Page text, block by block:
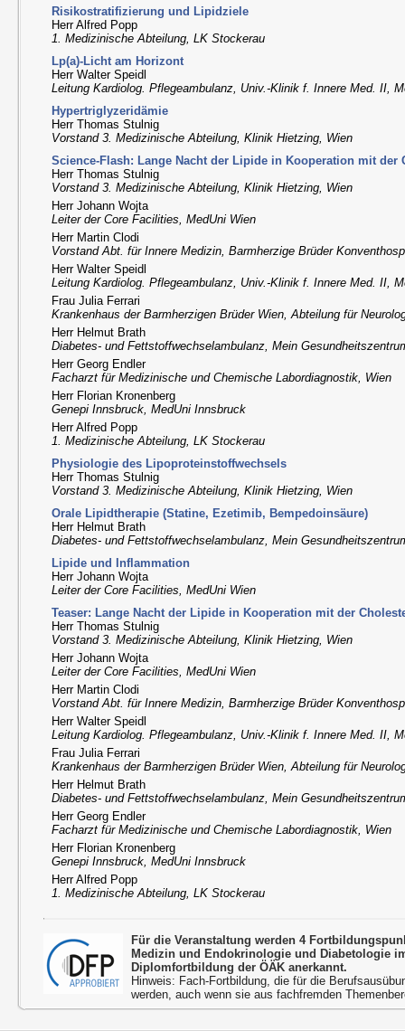
Risikostratifizierung und Lipidziele
Herr Alfred Popp
1. Medizinische Abteilung, LK Stockerau
Lp(a)-Licht am Horizont
Herr Walter Speidl
Leitung Kardiolog. Pflegeambulanz, Univ.-Klinik f. Innere Med. II,
Hypertriglyzeridämie
Herr Thomas Stulnig
Vorstand 3. Medizinische Abteilung, Klinik Hietzing, Wien
Science-Flash: Lange Nacht der Lipide in Kooperation mit der
Herr Thomas Stulnig
Vorstand 3. Medizinische Abteilung, Klinik Hietzing, Wien
Herr Johann Wojta
Leiter der Core Facilities, MedUni Wien
Herr Martin Clodi
Vorstand Abt. für Innere Medizin, Barmherzige Brüder
Herr Walter Speidl
Leitung Kardiolog. Pflegeambulanz, Univ.-Klinik f. Innere Med. II,
Frau Julia Ferrari
Krankenhaus der Barmherzigen Brüder Wien, Abteilung für
Herr Helmut Brath
Diabetes- und Fettstoffwechselambulanz, Mein
Herr Georg Endler
Facharzt für Medizinische und Chemische Labordiagnostik, Wien
Herr Florian Kronenberg
Genepi Innsbruck, MedUni Innsbruck
Herr Alfred Popp
1. Medizinische Abteilung, LK Stockerau
Physiologie des Lipoproteinstoffwechsels
Herr Thomas Stulnig
Vorstand 3. Medizinische Abteilung, Klinik Hietzing, Wien
Orale Lipidtherapie (Statine, Ezetimib, Bempedoinsäure)
Herr Helmut Brath
Diabetes- und Fettstoffwechselambulanz, Mein
Lipide und Inflammation
Herr Johann Wojta
Leiter der Core Facilities, MedUni Wien
Teaser: Lange Nacht der Lipide in Kooperation mit der
Herr Thomas Stulnig
Vorstand 3. Medizinische Abteilung, Klinik Hietzing, Wien
Herr Johann Wojta
Leiter der Core Facilities, MedUni Wien
Herr Martin Clodi
Vorstand Abt. für Innere Medizin, Barmherzige Brüder
Herr Walter Speidl
Leitung Kardiolog. Pflegeambulanz, Univ.-Klinik f. Innere Med. II,
Frau Julia Ferrari
Krankenhaus der Barmherzigen Brüder Wien, Abteilung für
Herr Helmut Brath
Diabetes- und Fettstoffwechselambulanz, Mein
Herr Georg Endler
Facharzt für Medizinische und Chemische Labordiagnostik, Wien
Herr Florian Kronenberg
Genepi Innsbruck, MedUni Innsbruck
Herr Alfred Popp
1. Medizinische Abteilung, LK Stockerau
Für die Veranstaltung werden 4
Medizin und Endokrinologie und Diabetologie
Diplomfortbildung der ÖÄK anerkannt.
Hinweis: Fach-Fortbildung, die für die
werden, auch wenn sie aus fachfremden